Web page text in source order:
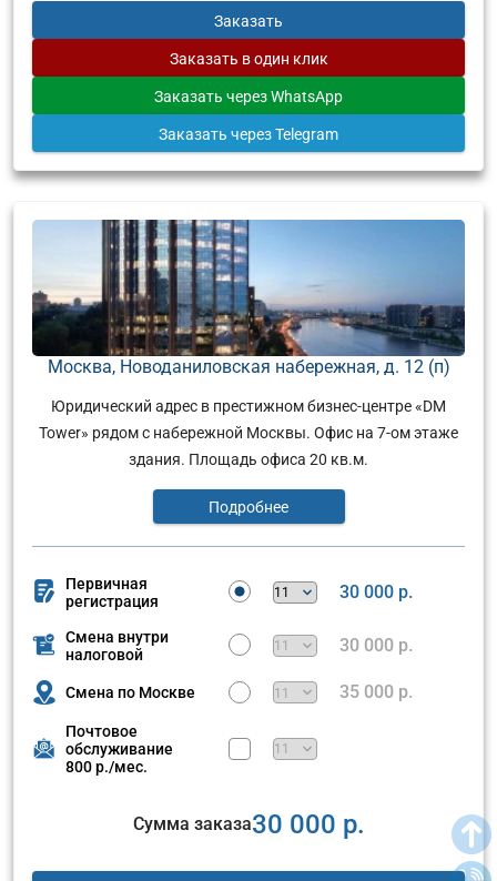
Заказать
Заказать в один клик
Заказать через WhatsApp
Заказать через Telegram
Москва, Новоданиловская набережная, д. 12 (п)
Юридический адрес в престижном бизнес-центре «DM
Tower» рядом с набережной Москвы. Офис на 7-ом этаже
здания. Площадь офиса 20 кв.м.
Подробнее
Первичная
регистрация
30 000 р.
Смена внутри
налоговой
30 000 р.
Смена по Москве 35 000 р.
Почтовое
обслуживание
800 р./мес.
Сумма заказа30 000 р.